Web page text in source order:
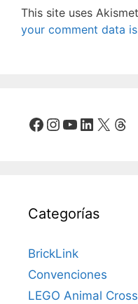
This site uses
your comment data
Facebook
Instagram
YouTube
LinkedIn
X
Categorías
BrickLink
Convenciones
LEGO Animal